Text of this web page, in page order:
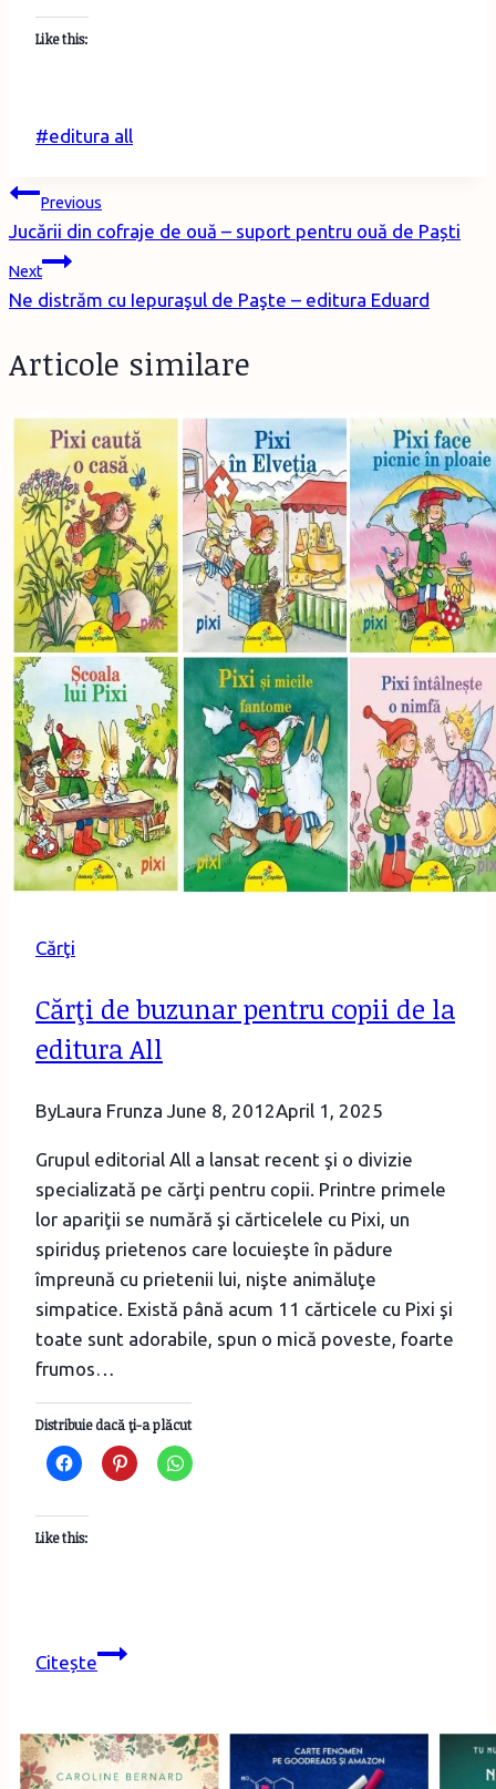
Like this:
Post
#editura all
Post
navigation
Previous
Jucării din cofraje de ouă – suport pentru ouă de Paști
Next
Ne distrăm cu Iepuraşul de Paşte – editura Eduard
Articole similare
Cărţi
Cărţi de buzunar pentru copii de la
editura All
ByLaura Frunza June 8, 2012April 1, 2025
Grupul editorial All a lansat recent şi o divizie
specializată pe cărţi pentru copii. Printre primele
lor apariţii se numără şi cărticelele cu Pixi, un
spiriduş prietenos care locuieşte în pădure
împreună cu prietenii lui, nişte animăluţe
simpatice. Există până acum 11 cărticele cu Pixi şi
toate sunt adorabile, spun o mică poveste, foarte
frumos…
Distribuie dacă ţi-a plăcut
Like this:
CiteșteCărţi
pentru
copii